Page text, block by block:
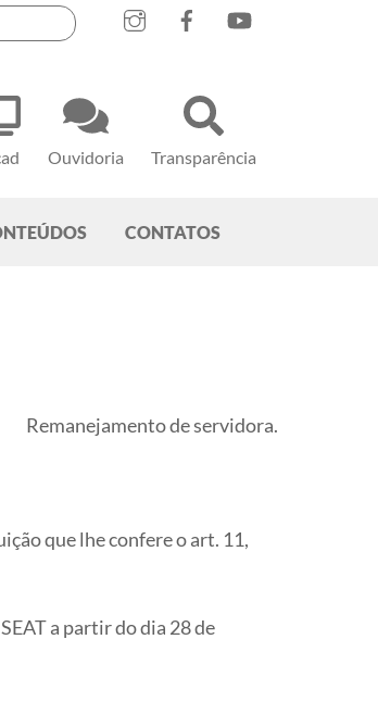
Ouvidoria Transparência
CONTATOS
Remanejamento de servidora.
que lhe confere o art. 11,
a partir do dia 28 de